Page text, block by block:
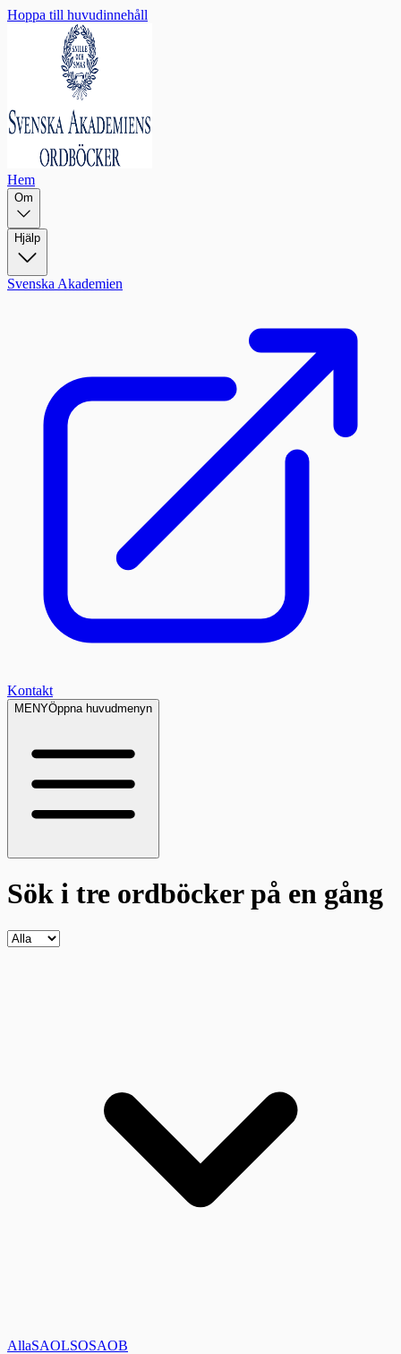
Hoppa till huvudinnehåll
Hem
Om
Hjälp
Svenska Akademien
Kontakt
MENYÖppna huvudmenyn
Sök i tre ordböckerpå en gång
AllaSAOLSOSAOB